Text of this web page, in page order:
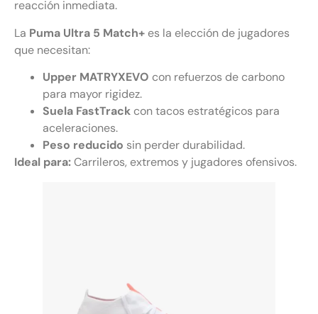
reacción inmediata.
La Puma Ultra 5 Match+ es la elección de jugadores
que necesitan:
Upper MATRYXEVO con refuerzos de carbono
para mayor rigidez.
Suela FastTrack con tacos estratégicos para
aceleraciones.
Peso reducido sin perder durabilidad.
Ideal para:Carrileros, extremos y jugadores ofensivos.